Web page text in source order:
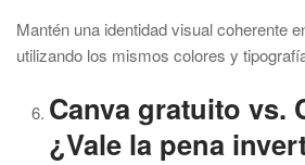
Mantén una identidad visual coherente
utilizando los mismos colores y
Canva gratuito vs.
¿Vale la pena